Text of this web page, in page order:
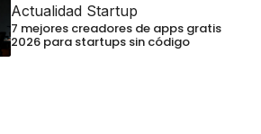
Actualidad Startup
7 mejores creadores de apps gratis
2026 para startups sin código